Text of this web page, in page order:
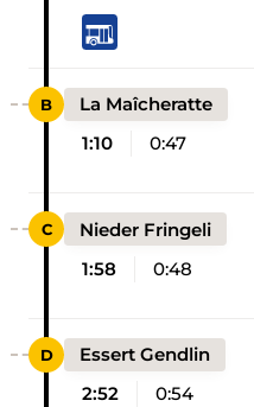
La Maîcheratte
1:10
0:47
Nieder Fringeli
1:58
0:48
Essert Gendlin
2:52
0:54